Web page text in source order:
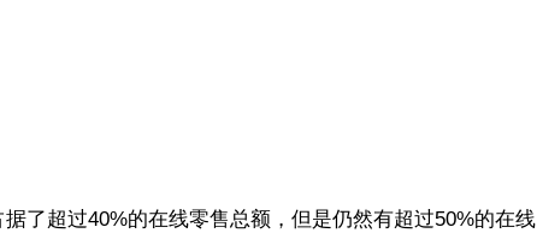
了超过40%的在线零售总额，但是仍然有超过50%的在线